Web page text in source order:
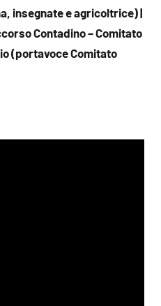
insegnate e agricoltrice) |
Contadino – Comitato
(portavoce Comitato